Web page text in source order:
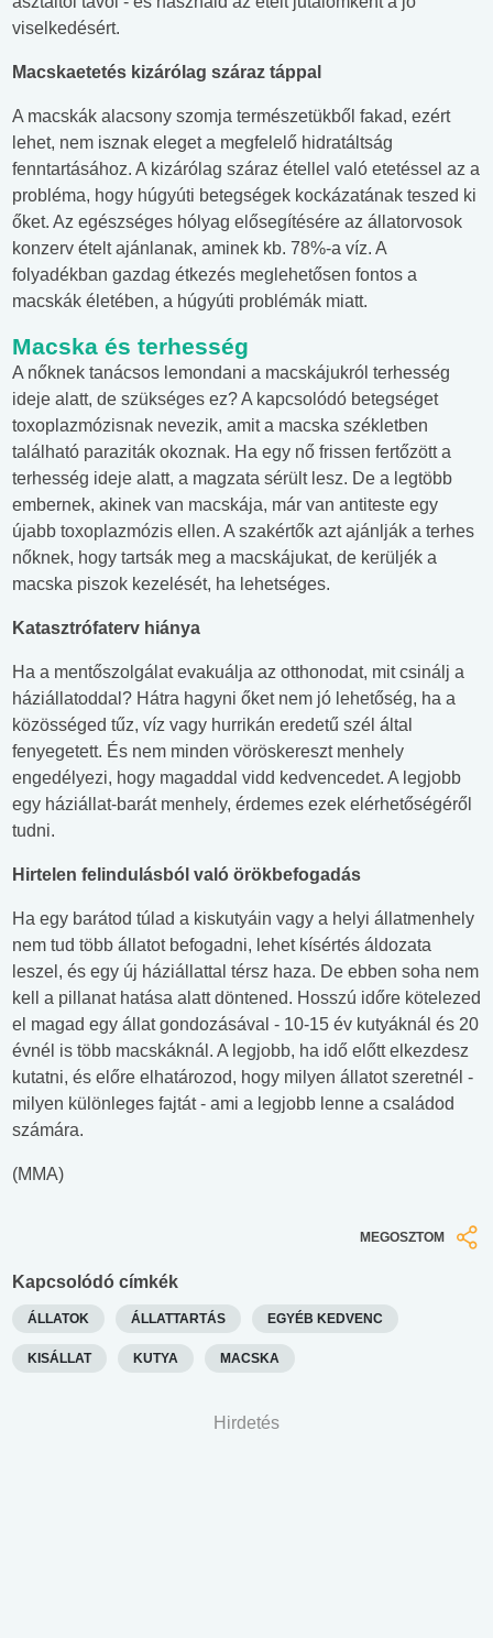
viselkedésért.
Macskaetetés kizárólag száraz táppal
A macskák alacsony szomja természetükből fakad, ezért
lehet, nem isznak eleget a megfelelő hidratáltság
fenntartásához. A kizárólag száraz étellel való etetéssel az a
probléma, hogy húgyúti betegségek kockázatának teszed ki
őket. Az egészséges hólyag elősegítésére az állatorvosok
konzerv ételt ajánlanak, aminek kb. 78%-a víz. A
folyadékban gazdag étkezés meglehetősen fontos a
macskák életében, a húgyúti problémák miatt.
Macska és terhesség
A nőknek tanácsos lemondani a macskájukról terhesség
ideje alatt, de szükséges ez? A kapcsolódó betegséget
toxoplazmózisnak nevezik, amit a macska székletben
található paraziták okoznak. Ha egy nő frissen fertőzött a
terhesség ideje alatt, a magzata sérült lesz. De a legtöbb
embernek, akinek van macskája, már van antiteste egy
újabb toxoplazmózis ellen. A szakértők azt ajánlják a terhes
nőknek, hogy tartsák meg a macskájukat, de kerüljék a
macska piszok kezelését, ha lehetséges.
Katasztrófaterv hiánya
Ha a mentőszolgálat evakuálja az otthonodat, mit csinálj a
háziállatoddal? Hátra hagyni őket nem jó lehetőség, ha a
közösséged tűz, víz vagy hurrikán eredetű szél által
fenyegetett. És nem minden vöröskereszt menhely
engedélyezi, hogy magaddal vidd kedvencedet. A legjobb
egy háziállat-barát menhely, érdemes ezek elérhetőségéről
tudni.
Hirtelen felindulásból való örökbefogadás
Ha egy barátod túlad a kiskutyáin vagy a helyi állatmenhely
nem tud több állatot befogadni, lehet kísértés áldozata
leszel, és egy új háziállattal térsz haza. De ebben soha nem
kell a pillanat hatása alatt döntened. Hosszú időre kötelezed
el magad egy állat gondozásával - 10-15 év kutyáknál és 20
évnél is több macskáknál. A legjobb, ha idő előtt elkezdesz
kutatni, és előre elhatározod, hogy milyen állatot szeretnél -
milyen különleges fajtát - ami a legjobb lenne a családod
számára.
(MMA)
MEGOSZTOM
Kapcsolódó címkék
ÁLLATOK ÁLLATTARTÁS EGYÉB KEDVENC
KISÁLLAT KUTYA MACSKA
Hirdetés